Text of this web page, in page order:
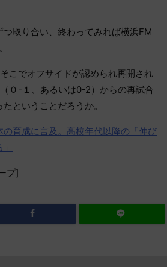
取り合い、終わってみれば横浜FM
こでオフサイドが認められ再開され
０-１、あるいは0-2）からの再試合
ということだろうか。
の育成に言及。高校年代以降の「伸び
プ]